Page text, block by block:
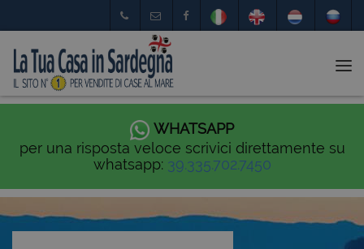
WHATSAPP
per una risposta veloce scrivici direttamente su
whatsapp: 39.335.702.7450